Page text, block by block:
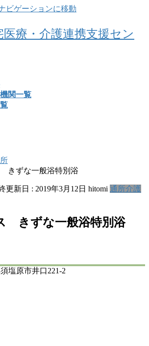
ビゲーションに移動
医療・介護連携支援セン
関一覧
きずな一般浴特別浴
更新日 : 2019年3月12日 hitomi 通所介護
ス きずな一般浴特別浴
塩原市井口221-2